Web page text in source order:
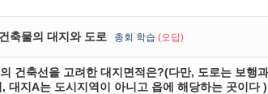
축물의 대지와 도로 총회 학습 (오답)
건축선을 고려한 대지면적은?(다만, 도로는 보행
대지A는 도시지역이 아니고 읍에 해당하는 곳이다 )